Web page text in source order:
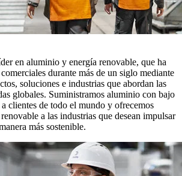
en aluminio y energía renovable, que ha
durante más de un siglo mediante
soluciones e industrias que abordan las
globales. Suministramos aluminio con bajo
clientes de todo el mundo y ofrecemos
a las industrias que desean impulsar
más sostenible.